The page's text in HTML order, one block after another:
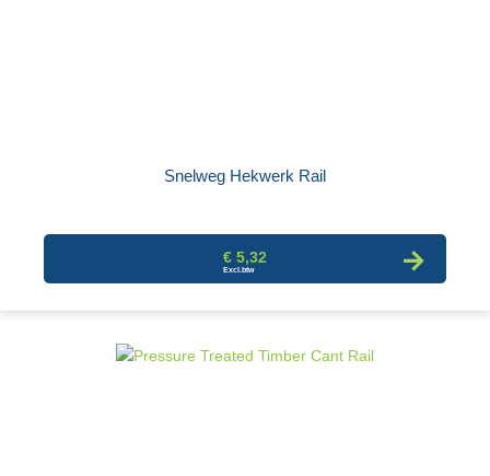
Snelweg Hekwerk Rail
€ 5,32